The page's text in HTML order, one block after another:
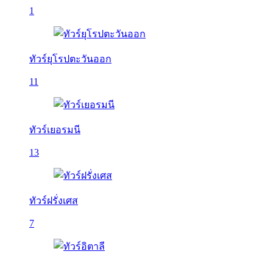
1
ทัวร์ยุโรปตะวันออก
11
ทัวร์เยอรมนี
13
ทัวร์ฝรั่งเศส
7